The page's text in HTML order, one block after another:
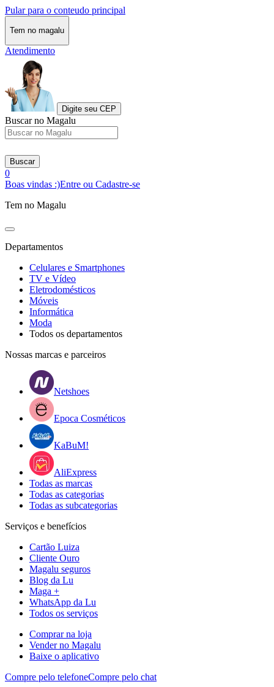
Pular para o conteudo principal
Tem no magalu
Atendimento
Digite seu CEP
Buscar no Magalu
Buscar
0
Boas vindas :)Entre ou Cadastre-se
Tem no Magalu
Departamentos
Celulares e Smartphones
TV e Vídeo
Eletrodomésticos
Móveis
Informática
Moda
Todos os departamentos
Nossas marcas e parceiros
Netshoes
Epoca Cosméticos
KaBuM!
AliExpress
Todas as marcas
Todas as categorias
Todas as subcategorias
Serviços e benefícios
Cartão Luiza
Cliente Ouro
Magalu seguros
Blog da Lu
Maga +
WhatsApp da Lu
Todos os serviços
Comprar na loja
Vender no Magalu
Baixe o aplicativo
Compre pelo telefoneCompre pelo chat